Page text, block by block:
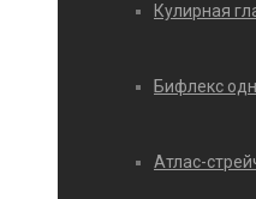
Кулирная
Бифлекс
Атлас-